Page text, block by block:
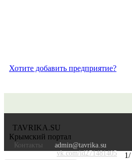
Хотите добавить предприятие?
TAVRIKA.SU
Крымский портал
Контакты
admin@tavrika.su
vk.com/id271481405
1/